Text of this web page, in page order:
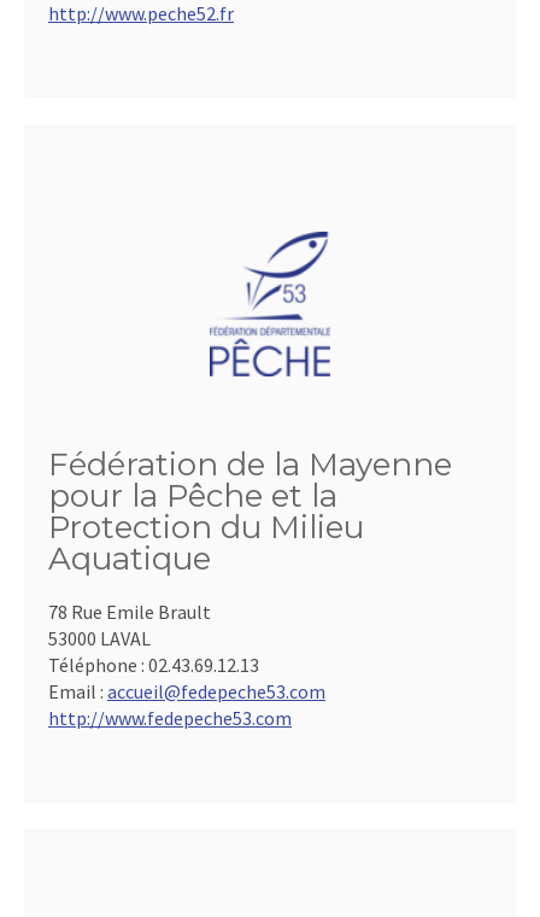
http://www.peche52.fr
Fédération de la Mayenne
pour la Pêche et la
Protection du Milieu
Aquatique
78 Rue Emile Brault
53000 LAVAL
Téléphone : 02.43.69.12.13
Email : accueil@fedepeche53.com
http://www.fedepeche53.com